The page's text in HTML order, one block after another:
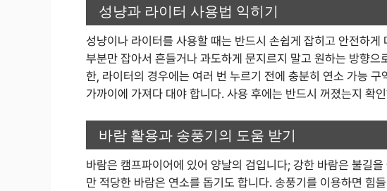
성냥과 라이터 사용법 익히기
성냥이나 라이터를 사용할 때는 반드시 손쉽게 잡히고 안전하
부분만 잡아서 흔들거나 과도하게 문지르지 말고 원하는 방향
한, 라이터의 경우에는 여러 번 누르기 전에 충분히 연소 가능
가까이에 가져다 대야 합니다. 사용 후에는 반드시 꺼졌는지 확
바람 활용과 송풍기의 도움 받기
바람은 캠프파이어에 있어 양날의 검입니다; 강한 바람은 불길
만 적당한 바람은 연소를 돕기도 합니다. 송풍기를 이용하면 힘